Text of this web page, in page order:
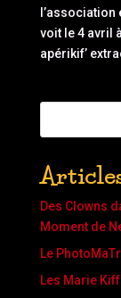
l’association
voit le 4 avril
apérikif’
Des Clowns
Moment de
Le
Les Marie